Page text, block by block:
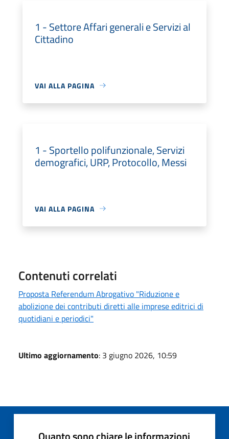
1 - Settore Affari generali e Servizi al
Cittadino
VAI ALLA PAGINA
1 - Sportello polifunzionale, Servizi
demografici, URP, Protocollo, Messi
VAI ALLA PAGINA
Contenuti correlati
Proposta Referendum Abrogativo "Riduzione e
abolizione dei contributi diretti alle imprese editrici di
quotidiani e periodici"
Ultimo aggiornamento: 3 giugno 2026, 10:59